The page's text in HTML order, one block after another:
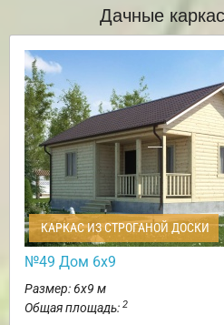
Дачные
КАРКАС ИЗ СТРОГАНОЙ ДОСКИ
№49 Дом 6х9
Размер: 6х9 м
Общая площадь: 2